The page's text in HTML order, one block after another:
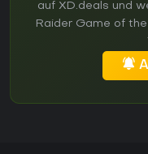
auf XD.deals und
Raider Game of